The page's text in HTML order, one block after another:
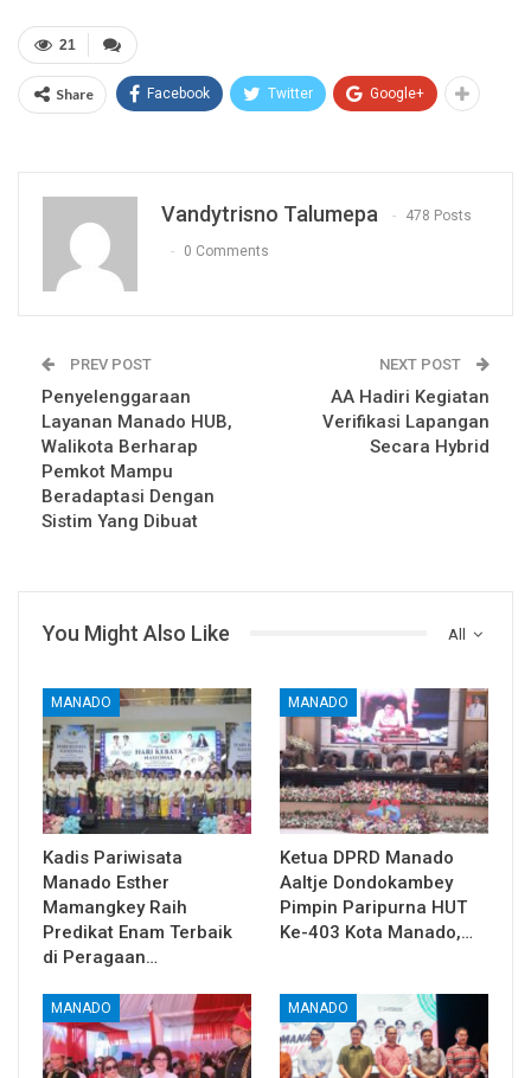
21
Share Facebook Twitter Google+
Vandytrisno Talumepa 478 Posts
0 Comments
PREV POST
Penyelenggaraan
Layanan Manado HUB,
Walikota Berharap
Pemkot Mampu
Beradaptasi Dengan
Sistim Yang Dibuat
NEXT POST
AA Hadiri Kegiatan
Verifikasi Lapangan
Secara Hybrid
All
You Might Also Like
MANADO
Kadis Pariwisata
Manado Esther
Mamangkey Raih
Predikat Enam Terbaik
di Peragaan…
MANADO
Ketua DPRD Manado
Aaltje Dondokambey
Pimpin Paripurna HUT
Ke-403 Kota Manado,…
MANADO MANADO